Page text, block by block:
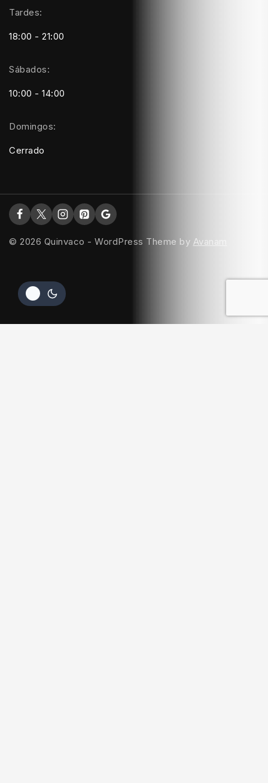
Tardes:
18:00 - 21:00
Sábados:
10:00 - 14:00
Domingos:
Cerrado
© 2026 Quinvaco - WordPress Theme by Avanam